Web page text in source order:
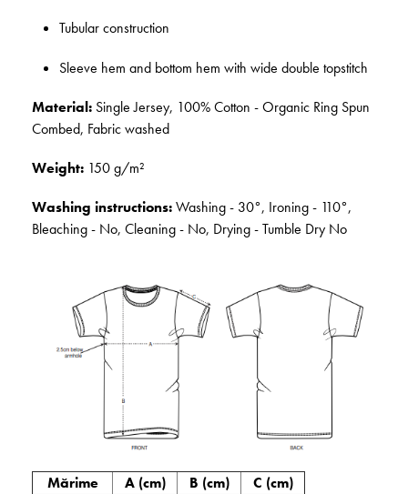
Tubular construction
Sleeve hem and bottom hem with wide double topstitch
Material: Single Jersey, 100% Cotton - Organic Ring Spun
Combed, Fabric washed
Weight: 150 g/m²
Washing instructions:Washing - 30°, Ironing - 110°,
Bleaching - No, Cleaning - No, Drying - Tumble Dry No
Mărime A (cm) B (cm)
C (cm)